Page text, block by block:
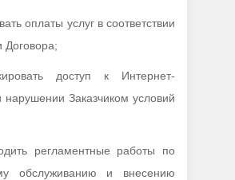
оплаты услуг в соответствии
Договора;
доступ к Интернет-
нарушении Заказчиком условий
регламентные работы по
обслуживанию и внесению